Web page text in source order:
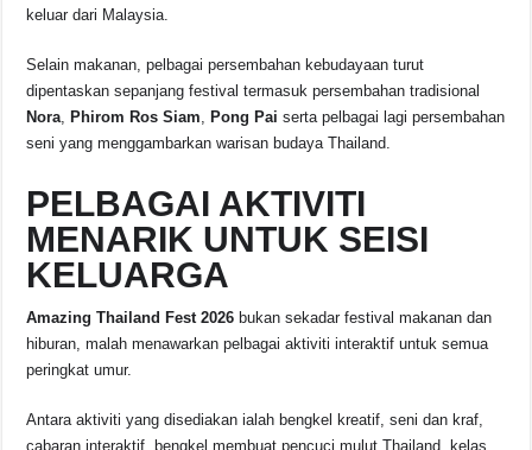
keluar dari Malaysia.
Selain makanan, pelbagai persembahan kebudayaan turut
dipentaskan sepanjang festival termasuk persembahan tradisional
Nora, Phirom Ros Siam, Pong Pai serta pelbagai lagi persembahan
seni yang menggambarkan warisan budaya Thailand.
PELBAGAI AKTIVITI
MENARIK UNTUK SEISI
KELUARGA
Amazing Thailand Fest 2026 bukan sekadar festival makanan dan
hiburan, malah menawarkan pelbagai aktiviti interaktif untuk semua
peringkat umur.
Antara aktiviti yang disediakan ialah bengkel kreatif, seni dan kraf,
cabaran interaktif, bengkel membuat pencuci mulut Thailand, kelas